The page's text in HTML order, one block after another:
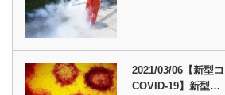
2021/03/06【新型
COVID-19】新型…